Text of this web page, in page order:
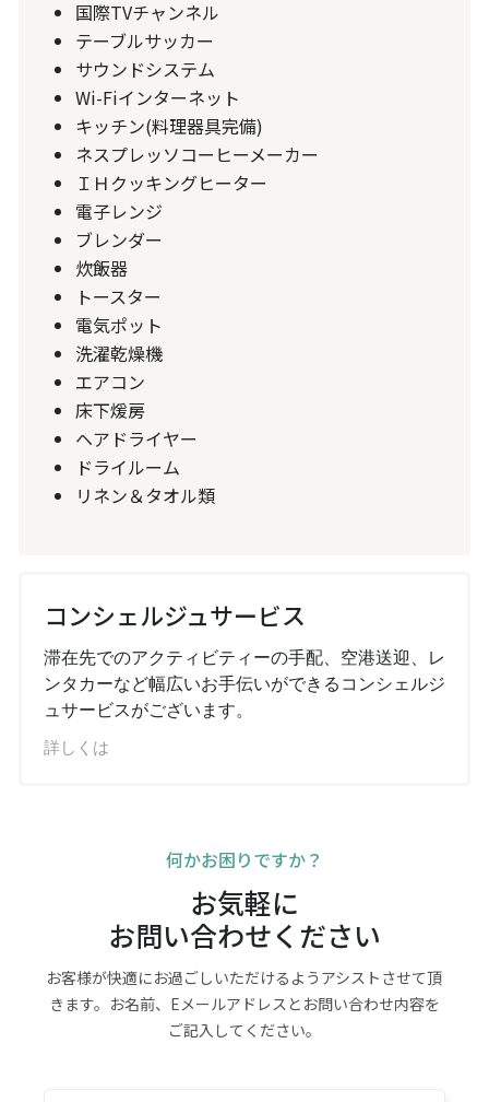
国際TVチャンネル
テーブルサッカー
サウンドシステム
Wi-Fiインターネット
キッチン(料理器具完備)
ネスプレッソコーヒーメーカー
ＩＨクッキングヒーター
電子レンジ
ブレンダー
炊飯器
トースター
電気ポット
洗濯乾燥機
エアコン
‍床下煖房
ヘアドライヤー
ドライルーム
リネン＆タオル類
コンシェルジュサービス
滞在先でのアクティビティーの手配、空港送迎、レ
ンタカーなど幅広いお手伝いができるコンシェルジ
ュサービスがございます。
詳しくは
何かお困りですか？
お気軽に
お問い合わせください
お客様が快適にお過ごしいただけるようアシストさせて頂
きます。お名前、Eメールアドレスとお問い合わせ内容を
ご記入してください。